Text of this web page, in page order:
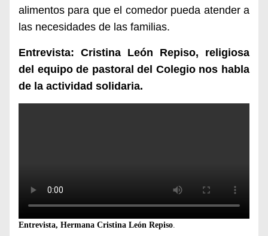
alimentos para que el comedor pueda atender a
las necesidades de las familias.
Entrevista: Cristina León Repiso, religiosa
del equipo de pastoral del Colegio nos habla
de la actividad solidaria.
Entrevista, Hermana Cristina León Repiso.